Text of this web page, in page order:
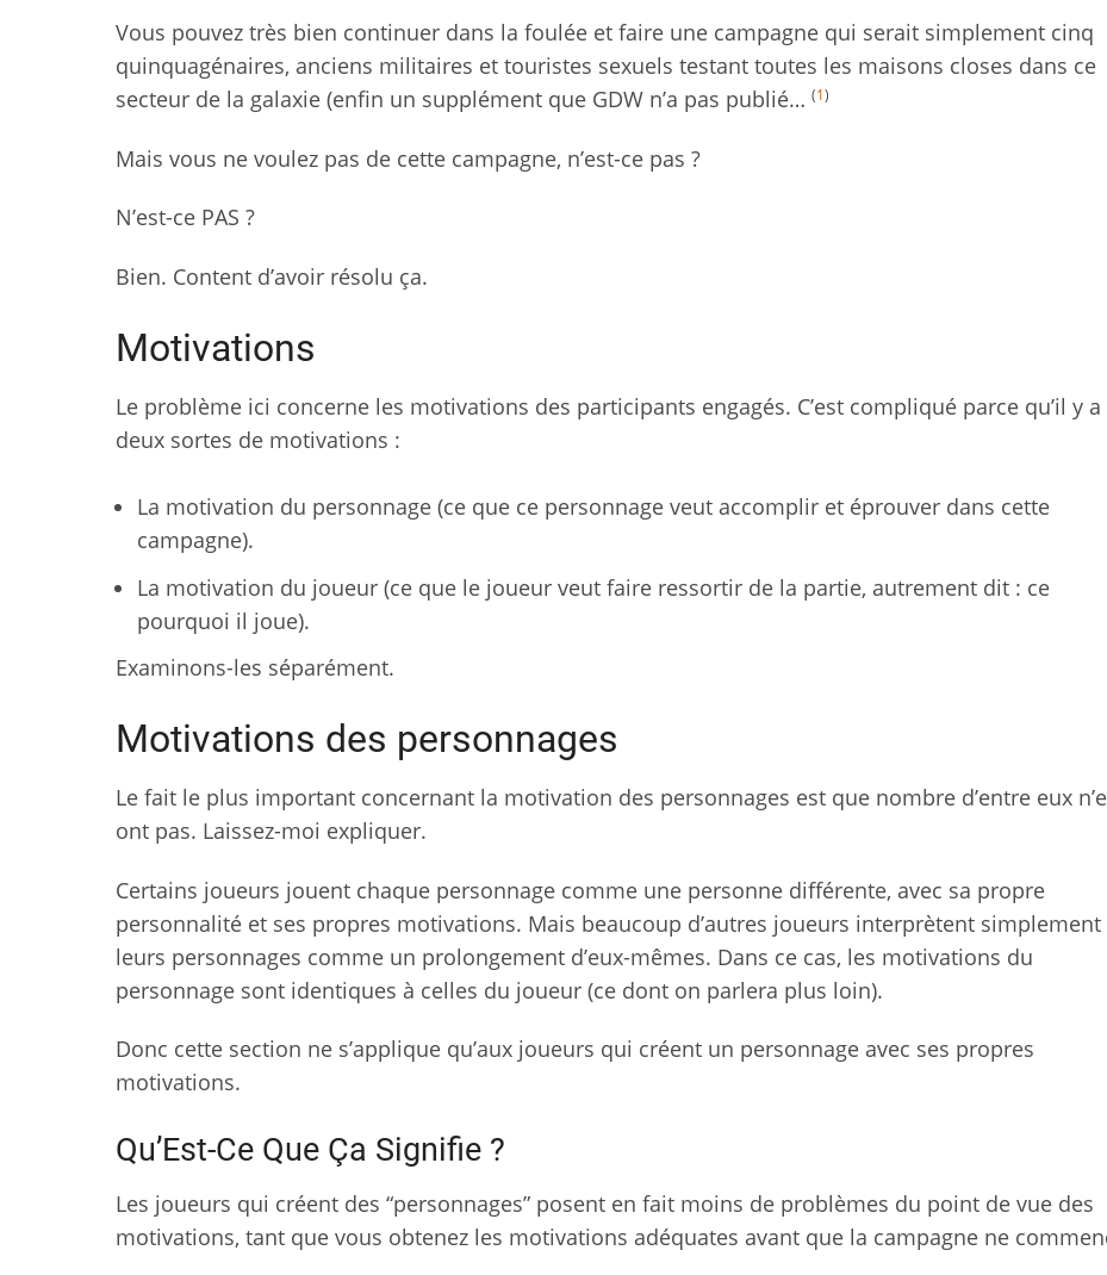
Vous pouvez très bien continuer dans la foulée et faire une campagne qui serait simplement cinq
quinquagénaires, anciens militaires et touristes sexuels testant toutes les maisons closes dans ce
secteur de la galaxie (enfin un supplément que GDW n’a pas publié… (1)
Mais vous ne voulez pas de cette campagne, n’est-ce pas ?
N’est-ce PAS ?
Bien. Content d’avoir résolu ça.
Motivations
Le problème ici concerne les motivations des participants engagés. C’est compliqué parce qu’il y a
deux sortes de motivations :
La motivation du personnage (ce que ce personnage veut accomplir et éprouver dans cette
campagne).
La motivation du joueur (ce que le joueur veut faire ressortir de la partie, autrement dit : ce
pourquoi il joue).
Examinons-les séparément.
Motivations des personnages
Le fait le plus important concernant la motivation des personnages est que nombre d’entre eux
ont pas. Laissez-moi expliquer.
Certains joueurs jouent chaque personnage comme une personne différente, avec sa propre
personnalité et ses propres motivations. Mais beaucoup d’autres joueurs interprètent simplement
leurs personnages comme un prolongement d’eux-mêmes. Dans ce cas, les motivations du
personnage sont identiques à celles du joueur (ce dont on parlera plus loin).
Donc cette section ne s’applique qu’aux joueurs qui créent un personnage avec ses propres
motivations.
Qu’Est-Ce Que Ça Signifie ?
Les joueurs qui créent des “personnages” posent en fait moins de problèmes du point de vue des
motivations, tant que vous obtenez les motivations adéquates avant que la campagne ne